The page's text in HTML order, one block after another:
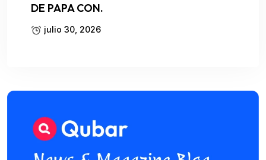
DE PAPA CON.
julio 30, 2026